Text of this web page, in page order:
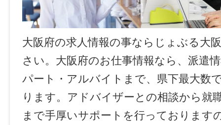
大阪府の求人情報の事ならじょぶる大
さい。大阪府のお仕事情報なら、派遣
パート・アルバイトまで、県下最大数
ります。アドバイザーとの相談から就
まで手厚いサポートを行っております